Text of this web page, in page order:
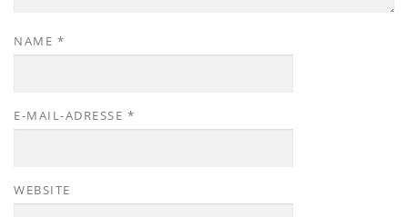
NAME *
E-MAIL-ADRESSE *
WEBSITE